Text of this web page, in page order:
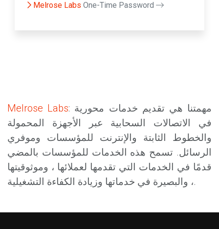
Melrose Labs One-Time Password
Melrose Labs: مهمتنا هي تقديم خدمات محورية
في الاتصالات السحابية عبر الأجهزة المحمولة
والخطوط الثابتة والإنترنت للمؤسسات وموفري
الرسائل. تسمح هذه الخدمات للمؤسسات بالمضي
قدمًا في الخدمات التي تقدمها لعملائها ، وموثوقيتها
، والبصيرة في خدماتها وزيادة الكفاءة التشغيلية.